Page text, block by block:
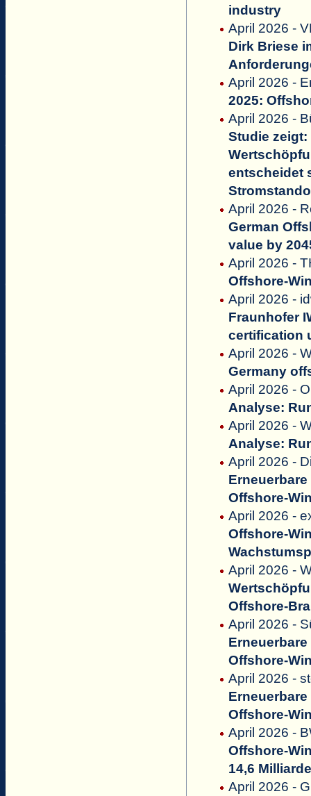
industry
April 2026 -
Dirk Briese
April 2026 -
2025:
April 2026 -
Studie
entscheidet
April 2026 -
German
value by
April 2026 -
Offshore-
April 2026 -
Fraunhofer
certification
April 2026 -
Germany
April 2026 -
Analyse:
April 2026 -
Analyse:
April 2026 -
Offshore-
April 2026 -
Offshore-
April 2026 -
Offshore-
April 2026 -
Offshore-
April 2026 -
Offshore-
April 2026 -
Offshore-
14,6
April 2026 -